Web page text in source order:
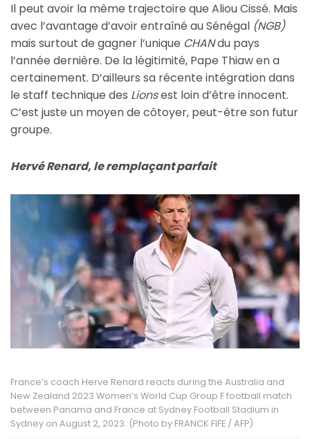
Il peut avoir la même trajectoire que Aliou Cissé. Mais
avec l’avantage d’avoir entraîné au Sénégal (NGB)
mais surtout de gagner l’unique CHANdu pays
l’année dernière. De la légitimité, Pape Thiaw en a
certainement. D’ailleurs sa récente intégration dans
le staff technique des Lionsest loin d’être innocent.
C’est juste un moyen de côtoyer, peut-être son futur
groupe.
Hervé Renard, le remplaçant parfait
France’s coach Herve Renard reacts during the Australia and
New Zealand 2023 Women’s World Cup Group F football match
between Panama and France at Sydney Football Stadium in
Sydney on August 2, 2023. (Photo by FRANCK FIFE / AFP)